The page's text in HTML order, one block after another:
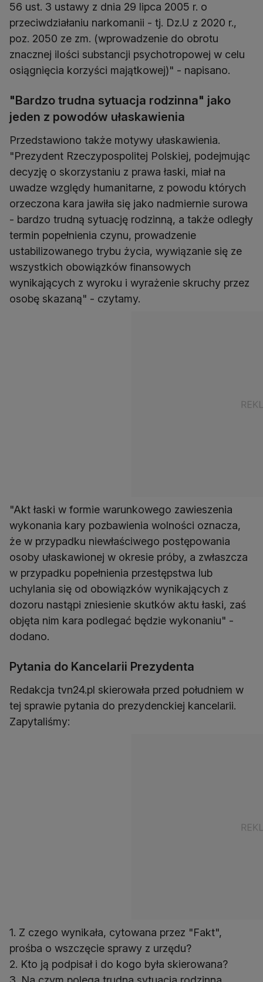
56 ust. 3 ustawy z dnia 29 lipca 2005 r. o
przeciwdziałaniu narkomanii - tj. Dz.U z 2020 r.,
poz. 2050 ze zm. (wprowadzenie do obrotu
znacznej ilości substancji psychotropowej w celu
osiągnięcia korzyści majątkowej)" - napisano.
"Bardzo trudna sytuacja rodzinna" jako
jeden z powodów ułaskawienia
Przedstawiono także motywy ułaskawienia.
"Prezydent Rzeczypospolitej Polskiej, podejmując
decyzję o skorzystaniu z prawa łaski, miał na
uwadze względy humanitarne, z powodu których
orzeczona kara jawiła się jako nadmiernie surowa
- bardzo trudną sytuację rodzinną, a także odległy
termin popełnienia czynu, prowadzenie
ustabilizowanego trybu życia, wywiązanie się ze
wszystkich obowiązków finansowych
wynikających z wyroku i wyrażenie skruchy przez
osobę skazaną" - czytamy.
"Akt łaski w formie warunkowego zawieszenia
wykonania kary pozbawienia wolności oznacza,
że w przypadku niewłaściwego postępowania
osoby ułaskawionej w okresie próby, a zwłaszcza
w przypadku popełnienia przestępstwa lub
uchylania się od obowiązków wynikających z
dozoru nastąpi zniesienie skutków aktu łaski, zaś
objęta nim kara podlegać będzie wykonaniu" -
dodano.
Pytania do Kancelarii Prezydenta
Redakcja tvn24.pl skierowała przed południem w
tej sprawie pytania do prezydenckiej kancelarii.
Zapytaliśmy:
1. Z czego wynikała, cytowana przez "Fakt",
prośba o wszczęcie sprawy z urzędu?
2. Kto ją podpisał i do kogo była skierowana?